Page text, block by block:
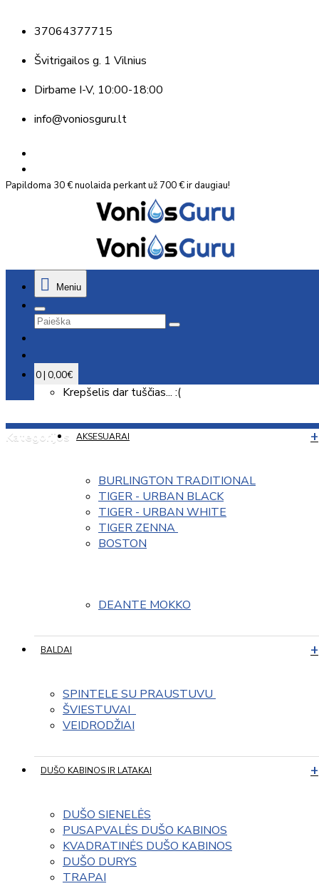
37064377715
Švitrigailos g. 1 Vilnius
Dirbame I-V, 10:00-18:00
info@voniosguru.lt
Papildoma 30 € nuolaida perkant už 700 € ir daugiau!
Meniu
0 | 0,00€
Krepšelis dar tuščias... :(
Kategorijos AKSESUARAI
BURLINGTON TRADITIONAL
TIGER - URBAN BLACK
TIGER - URBAN WHITE
TIGER ZENNA
BOSTON
DEANTE MOKKO
BALDAI
SPINTELE SU PRAUSTUVU
ŠVIESTUVAI
VEIDRODŽIAI
DUŠO KABINOS IR LATAKAI
DUŠO SIENELĖS
PUSAPVALĖS DUŠO KABINOS
KVADRATINĖS DUŠO KABINOS
DUŠO DURYS
TRAPAI